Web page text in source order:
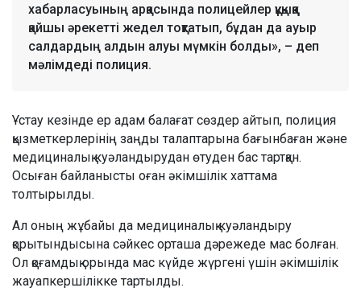
хабарласуының арқасында полицейлер құқыққа
қайшы әрекетті жедел тоқтатып, бұдан да ауыр
салдардың алдын алуы мүмкін болды», – деп
мәлімдеді полиция.
Ұстау кезінде ер адам балағат сөздер айтып, полиция
қызметкерлерінің заңды талаптарына бағынбаған және
медициналық куәландырудан өтуден бас тартқан.
Осыған байланысты оған әкімшілік хаттама
толтырылды.
Ал оның жұбайы да медициналық куәландыру
қорытындысына сәйкес орташа дәрежеде мас болған.
Ол қоғамдық орында мас күйде жүргені үшін әкімшілік
жауапкершілікке тартылды.